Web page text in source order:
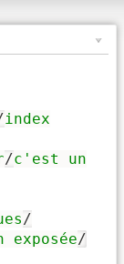
index
/c'est un
/
exposée/